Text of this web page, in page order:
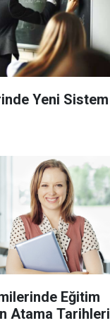
Yeni Sistem
Eğitim
Atama Tarihleri